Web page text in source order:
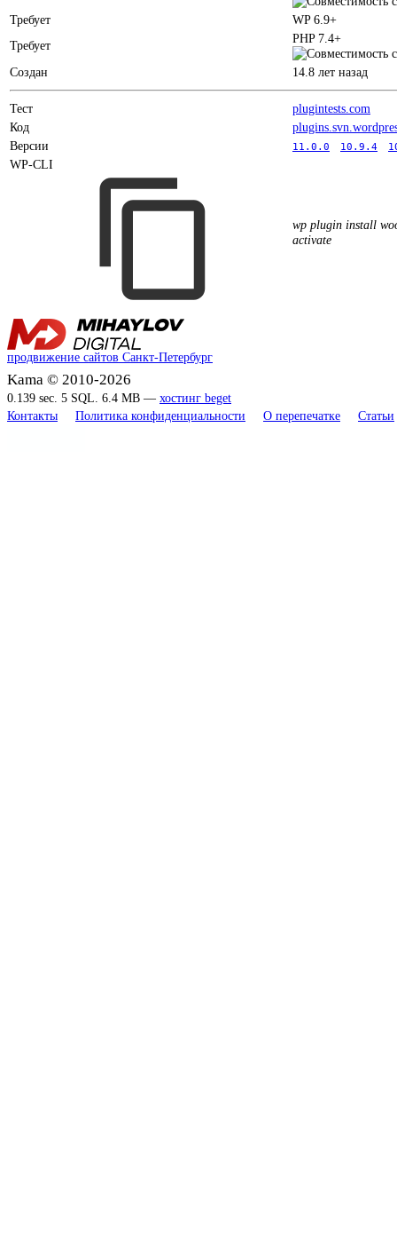
Требует
WP 6.9+
Требует
PHP 7.4+
Создан 14.8 лет назад
Тест
plugintests.com
Код
Версии
11.0.0 10.9.4
WP-CLI
wp plugin install
activate
продвижение сайтов Санкт-Петербург
Kama © 2010-2026
0.139 sec. 5 SQL. 6.4 MB — хостинг beget
Контакты
Политика конфиденциальности О перепечатке Статьи